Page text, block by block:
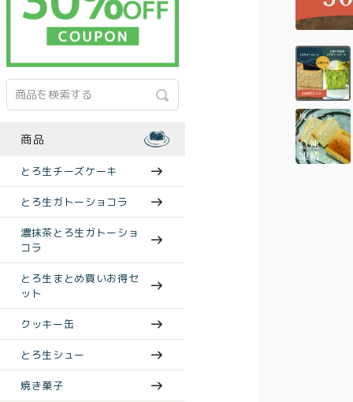
商品
とろ生チーズケーキ
とろ生ガトーショコラ
濃抹茶とろ生ガトーショ
コラ
とろ生まとめ買いお得セ
ット
クッキー缶
とろ生シュー
焼き菓子